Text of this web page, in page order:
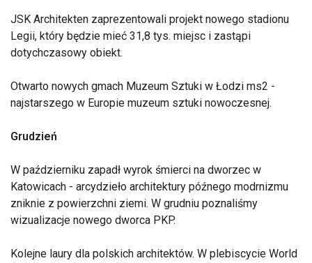
JSK Architekten zaprezentowali projekt nowego stadionu
Legii, który będzie mieć 31,8 tys. miejsc i zastąpi
dotychczasowy obiekt.
Otwarto nowych gmach Muzeum Sztuki w Łodzi ms2 -
najstarszego w Europie muzeum sztuki nowoczesnej.
Grudzień
W październiku zapadł wyrok śmierci na dworzec w
Katowicach - arcydzieło architektury późnego modrnizmu
zniknie z powierzchni ziemi. W grudniu poznaliśmy
wizualizacje nowego dworca PKP.
Kolejne laury dla polskich architektów. W plebiscycie World